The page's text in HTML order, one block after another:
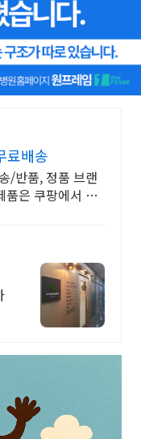
료배송
/반품, 정품 브랜
품은 쿠팡에서 더